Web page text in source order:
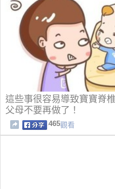
這些事很容易導致寶寶脊
父母不要再做了！
465觀看